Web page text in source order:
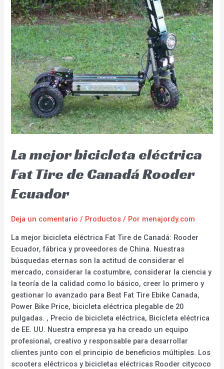
La mejor bicicleta eléctrica
Fat Tire de Canadá Rooder
Ecuador
Deja un comentario / Productos / Por menajordy.com
La mejor bicicleta eléctrica Fat Tire de Canadá: Rooder
Ecuador, fábrica y proveedores de China. Nuestras
búsquedas eternas son la actitud de considerar el
mercado, considerar la costumbre, considerar la ciencia y
la teoría de la calidad como lo básico, creer lo primero y
gestionar lo avanzado para Best Fat Tire Ebike Canada,
Power Bike Price, bicicleta eléctrica plegable de 20
pulgadas. , Precio de bicicleta eléctrica, Bicicleta eléctrica
de EE. UU. Nuestra empresa ya ha creado un equipo
profesional, creativo y responsable para desarrollar
clientes junto con el principio de beneficios múltiples. Los
scooters eléctricos y bicicletas eléctricas Rooder citycoco